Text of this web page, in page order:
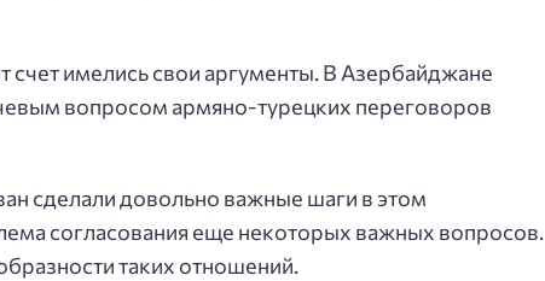
счет имелись свои аргументы. В Азербайджане
вопросом армяно-турецких переговоров
сделали довольно важные шаги в этом
согласования еще некоторых важных вопросов.
таких отношений.